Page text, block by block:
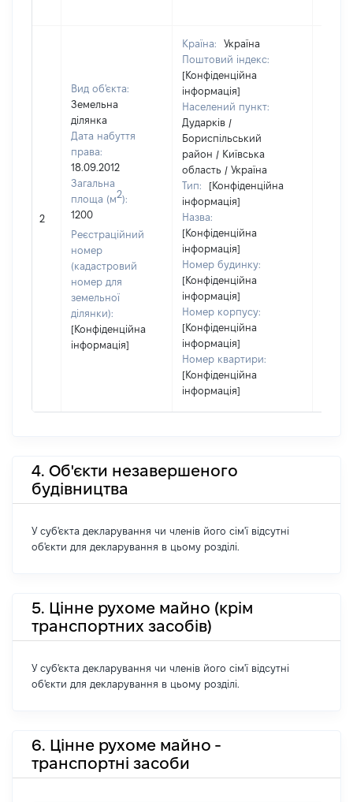
2
Вид об'єкта:
Земельна
ділянка
Дата набуття
права:
18.09.2012
Загальна
площа (м2):
1200
Реєстраційний
номер
(кадастровий
номер для
земельної
ділянки):
[Конфіденційна
інформація]
Країна:
Україна
Поштовий індекс:
[Конфіденційна
інформація]
Населений пункт:
Дударків /
Бориспільський
район / Київська
область / Україна
Тип:
[Конфіденційна
інформація]
Назва:
[Конфіденційна
інформація]
Номер будинку:
[Конфіденційна
інформація]
Номер корпусу:
[Конфіденційна
інформація]
Номер квартири:
[Конфіденційна
інформація]
4. Об'єкти незавершеного
будівництва
У суб'єкта декларування чи членів його сім'ї відсутні
об'єкти для декларування в цьому розділі.
5. Цінне рухоме майно (крім
транспортних засобів)
У суб'єкта декларування чи членів його сім'ї відсутні
об'єкти для декларування в цьому розділі.
6. Цінне рухоме майно -
транспортні засоби